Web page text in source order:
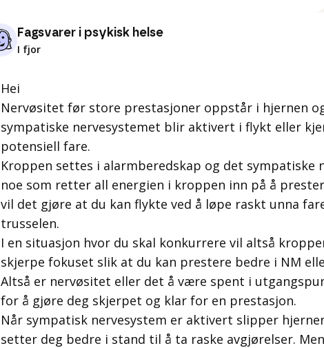
Fagsvarer i psykisk helse
I fjor
Hei
Nervøsitet før store prestasjoner oppstår i hjernen
sympatiske nervesystemet blir aktivert i flykt eller
potensiell fare.
Kroppen settes i alarmberedskap og det sympatiske
noe som retter all energien i kroppen inn på å
vil det gjøre at du kan flykte ved å løpe raskt unna
trusselen.
I en situasjon hvor du skal konkurrere vil altså
skjerpe fokuset slik at du kan prestere bedre i NM
Altså er nervøsitet eller det å være spent i
for å gjøre deg skjerpet og klar for en prestasjon.
Når sympatisk nervesystem er aktivert slipper
setter deg bedre i stand til å ta raske avgjørelser.